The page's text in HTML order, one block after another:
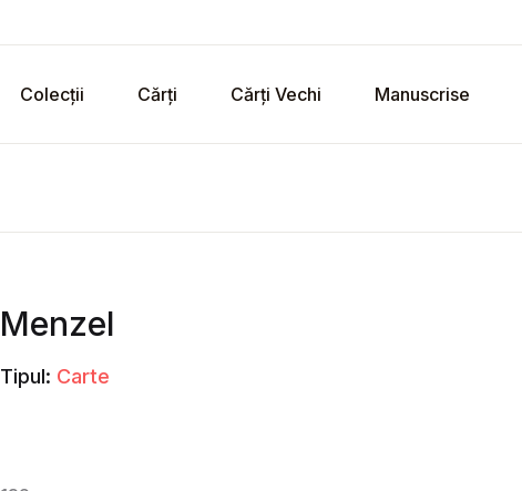
Colecții Cărți Cărți Vechi Manuscrise
Menzel
Tipul: Carte